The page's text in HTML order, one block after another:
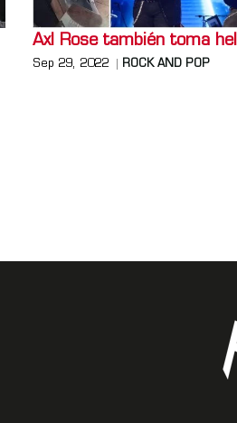
Axl Rose también toma
Sep 29, 2022 ROCK AND POP